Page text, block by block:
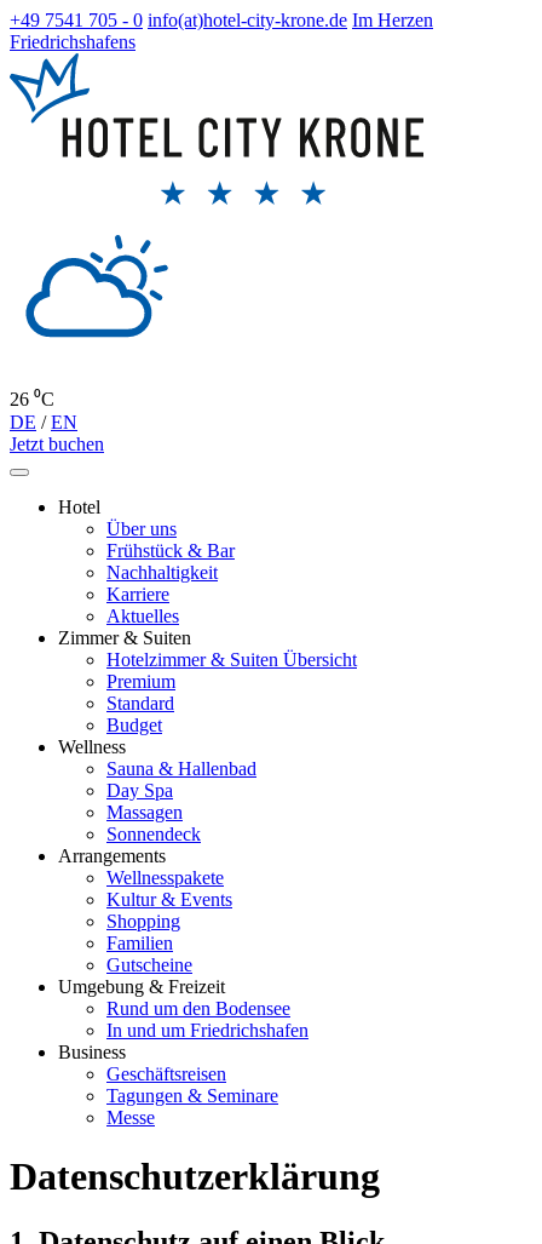
+49 7541 705 - 0 info(at)hotel-city-krone.de Im Herzen
Friedrichshafens
26 ⁰C
DE /EN
Jetzt buchen
Hotel
Über uns
Frühstück & Bar
Nachhaltigkeit
Karriere
Aktuelles
Zimmer & Suiten
Hotelzimmer & Suiten Übersicht
Premium
Standard
Budget
Wellness
Sauna & Hallenbad
Day Spa
Massagen
Sonnendeck
Arrangements
Wellnesspakete
Kultur & Events
Shopping
Familien
Gutscheine
Umgebung & Freizeit
Rund um den Bodensee
In und um Friedrichshafen
Business
Geschäftsreisen
Tagungen & Seminare
Messe
Datenschutz­erklärung